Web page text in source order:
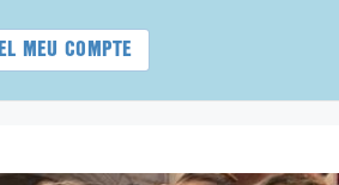
EL MEU COMPTE